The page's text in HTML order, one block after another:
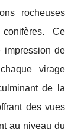
rocheuses
Ce
impression de
virage
de la
des vues
au niveau du